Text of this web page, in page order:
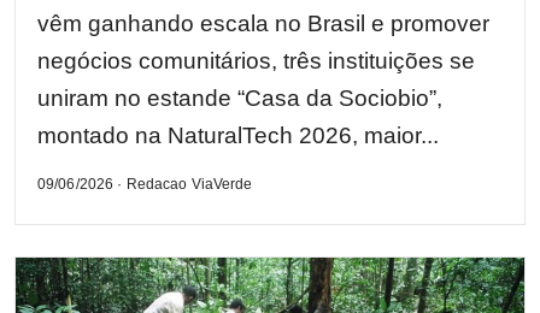
vêm ganhando escala no Brasil e promover
negócios comunitários, três instituições se
uniram no estande “Casa da Sociobio”,
montado na NaturalTech 2026, maior...
09/06/2026 · Redacao ViaVerde